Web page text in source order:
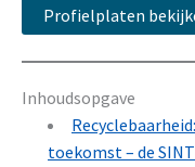
Profielplaten
Inhoudsopgave
toekomst – de